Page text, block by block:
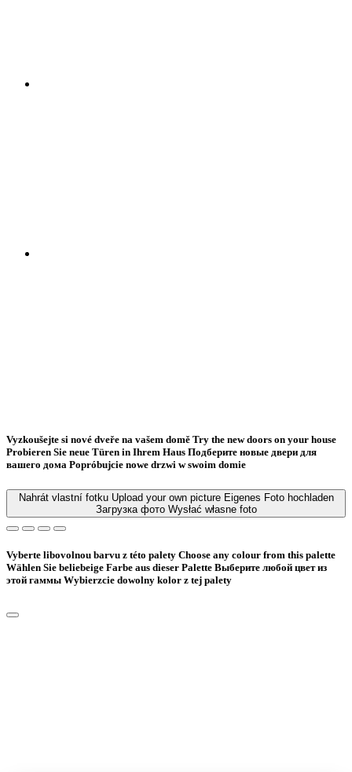
Vyzkoušejte si nové dveře na vašem domě Try the new doors on your house
Probieren Sie neue Türen in Ihrem Haus Подберите новые двери для
вашего дома Popróbujcie nowe drzwi w swoim domie
Nahrát vlastní fotku Upload your own picture Eigenes Foto hochladen
Загрузка фото Wysłać własne foto
Vyberte libovolnou barvu z této palety Choose any colour from this palette
Wählen Sie beliebeige Farbe aus dieser Palette Bыберите любой цвет из
этой гаммы Wybierzcie dowolny kolor z tej palety